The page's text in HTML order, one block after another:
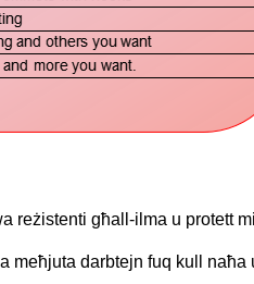
reżistenti għall-ilma u protett
darbtejn fuq kull